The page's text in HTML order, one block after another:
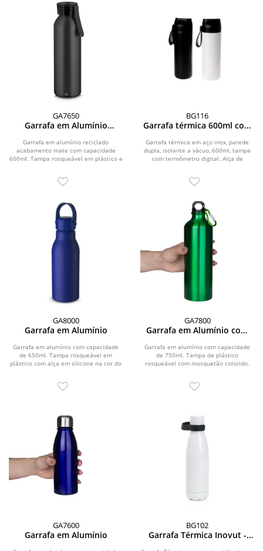
GA7650
Garrafa em Alumínio
Garrafa em alumínio reciclado
acabamento mate com capacidade
600ml. Tampa rosqueável em plástico e
BG116
Garrafa térmica 600ml com
Garrafa térmica em aço inox, parede
dupla, isolante a vácuo, 600ml, tampa
com termômetro digital. Alça de
GA8000
Garrafa em Alumínio
Garrafa em alumínio com capacidade
de 650ml. Tampa rosqueável em
plástico com alça em silicone na cor do
GA7800
Garrafa em Alumínio com
Garrafa em alumínio com capacidade
de 750ml. Tampa de plástico
rosqueável com mosquetão colorido.
GA7600
Garrafa em Alumínio
BG102
Garrafa Térmica Inovut -